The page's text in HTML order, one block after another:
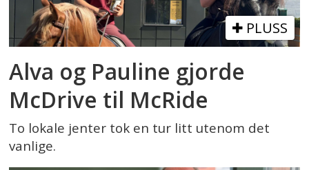
PLUSS
Alva og Pauline gjorde
McDrive til McRide
To lokale jenter tok en tur litt utenom det
vanlige.